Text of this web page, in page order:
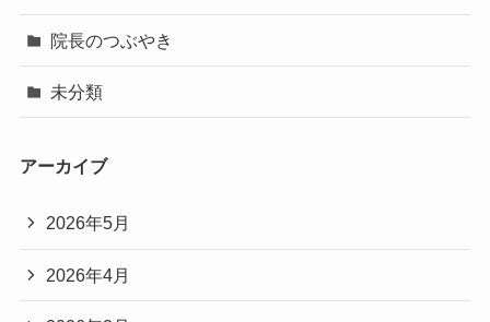
院長のつぶやき
未分類
アーカイブ
2026年5月
2026年4月